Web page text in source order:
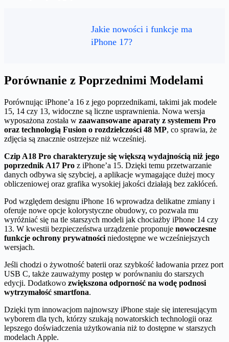
Jakie nowości i funkcje ma
iPhone 17?
Porównanie z Poprzednimi Modelami
Porównując iPhone’a 16 z jego poprzednikami, takimi jak modele
15, 14 czy 13, widoczne są liczne usprawnienia. Nowa wersja
wyposażona została w zaawansowane aparaty z systemem Pro
oraz technologią Fusion o rozdzielczości 48 MP, co sprawia, że
zdjęcia są znacznie ostrzejsze niż wcześniej.
Czip A18 Pro charakteryzuje się większą wydajnością niż jego
poprzednik A17 Pro z iPhone’a 15. Dzięki temu przetwarzanie
danych odbywa się szybciej, a aplikacje wymagające dużej mocy
obliczeniowej oraz grafika wysokiej jakości działają bez zakłóceń.
Pod względem designu iPhone 16 wprowadza delikatne zmiany i
oferuje nowe opcje kolorystyczne obudowy, co pozwala mu
wyróżniać się na tle starszych modeli jak chociażby iPhone 14 czy
13. W kwestii bezpieczeństwa urządzenie proponuje nowoczesne
funkcje ochrony prywatności niedostępne we wcześniejszych
wersjach.
Jeśli chodzi o żywotność baterii oraz szybkość ładowania przez port
USB C, także zauważymy postęp w porównaniu do starszych
edycji. Dodatkowo zwiększona odporność na wodę podnosi
wytrzymałość smartfona.
Dzięki tym innowacjom najnowszy iPhone staje się interesującym
wyborem dla tych, którzy szukają nowatorskich technologii oraz
lepszego doświadczenia użytkowania niż to dostępne w starszych
modelach Apple.